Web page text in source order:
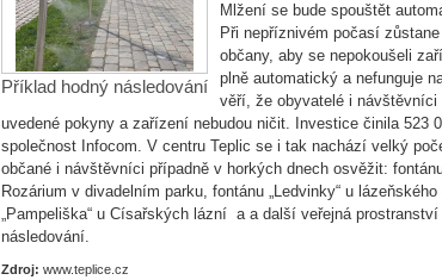
Příklad hodný následování
Mlžení se bude spouštět
Při nepříznivém počasí
občany, aby se nepokoušeli
plně automatický a nefunguje
věří, že obyvatelé i
uvedené pokyny a zařízení nebudou ničit. Investice činila 523
společnost Infocom. V centru Teplic se i tak nachází velký
občané i návštěvníci případně v horkých dnech osvěžit:
Rozárium v divadelním parku, fontánu „Ledvinky“ u
„Pampeliška“ u Císařských lázní a a další veřejná
následování.
Zdroj: www.teplice.cz